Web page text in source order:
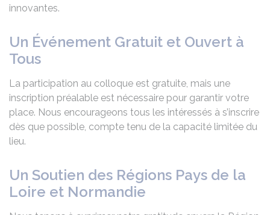
innovantes.
Un Événement Gratuit et Ouvert à
Tous
La participation au colloque est gratuite, mais une
inscription préalable est nécessaire pour garantir votre
place. Nous encourageons tous les intéressés à s’inscrire
dès que possible, compte tenu de la capacité limitée du
lieu.
Un Soutien des Régions Pays de la
Loire et Normandie